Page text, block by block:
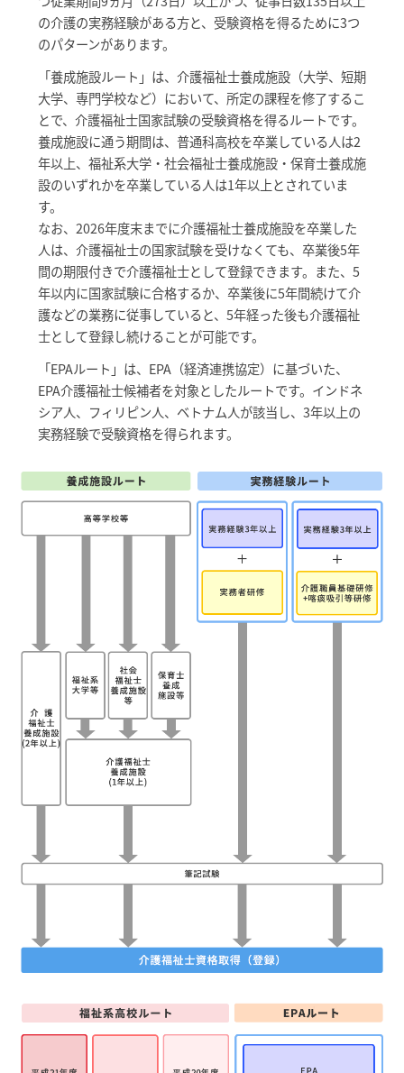
の介護の実務経験がある方と、受験資格を得るために3つ
のパターンがあります。
「養成施設ルート」は、介護福祉士養成施設（大学、短期
大学、専門学校など）において、所定の課程を修了するこ
とで、介護福祉士国家試験の受験資格を得るルートです。
養成施設に通う期間は、普通科高校を卒業している人は2
年以上、福祉系大学・社会福祉士養成施設・保育士養成施
設のいずれかを卒業している人は1年以上とされていま
す。
なお、2026年度末までに介護福祉士養成施設を卒業した
人は、介護福祉士の国家試験を受けなくても、卒業後5年
間の期限付きで介護福祉士として登録できます。また、5
年以内に国家試験に合格するか、卒業後に5年間続けて介
護などの業務に従事していると、5年経った後も介護福祉
士として登録し続けることが可能です。
「EPAルート」は、EPA（経済連携協定）に基づいた、
EPA介護福祉士候補者を対象としたルートです。インドネ
シア人、フィリピン人、ベトナム人が該当し、3年以上の
実務経験で受験資格を得られます。